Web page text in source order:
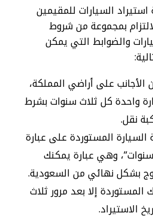
السيارات للمقيمين
بمجموعة من شروط
والضوابط التي يمكن
على أراضي المملكة،
واحدة كل ثلاث سنوات بشرط
نقل.
المستوردة على عبارة
سنوات”، وهي عبارة يمكنك
بشكل نهائي من السعودية.
إلا بعد مرور ثلاث
الاستيراد.